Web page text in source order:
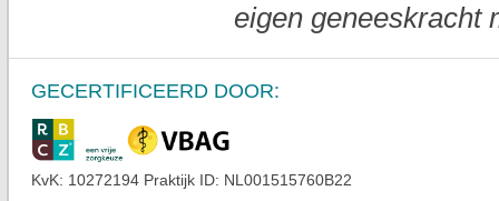
eigen geneeskracht
GECERTIFICEERDDOOR:
KvK: 10272194 Praktijk ID: NL001515760B22